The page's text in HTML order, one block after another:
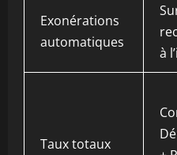
Exonérations
automatiques
à
Taux totaux